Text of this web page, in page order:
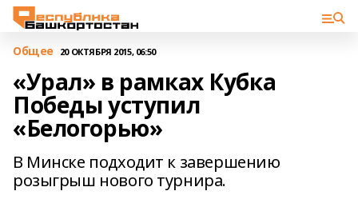
Общее 20 ОКТЯБРЯ 2015, 06:50
«Урал» в рамках Кубка
Победы уступил
«Белогорью»
В Минске подходит к завершению
розыгрыш нового турнира.